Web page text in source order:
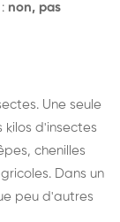
non, pas
Une seule
kilos d'insectes
chenilles
Dans un
peu d'autres